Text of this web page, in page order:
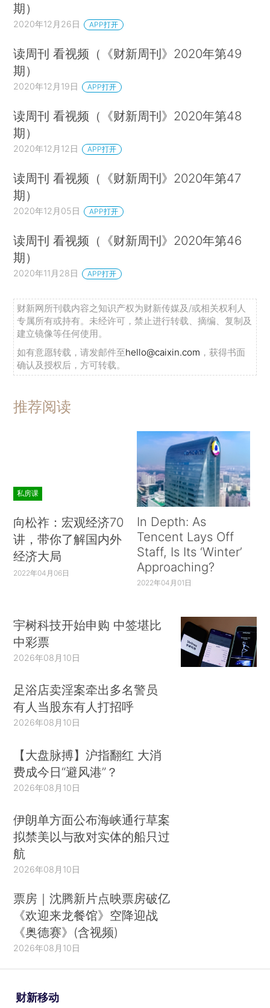
期）
2020年12月26日 APP打开
读周刊 看视频（《财新周刊》2020年第49
期）
2020年12月19日 APP打开
读周刊 看视频（《财新周刊》2020年第48
期）
2020年12月12日 APP打开
读周刊 看视频（《财新周刊》2020年第47
期）
2020年12月05日 APP打开
读周刊 看视频（《财新周刊》2020年第46
期）
2020年11月28日 APP打开
财新网所刊载内容之知识产权为财新传媒及/或相关权利人
专属所有或持有。未经许可，禁止进行转载、摘编、复制及
建立镜像等任何使用。
如有意愿转载，请发邮件至hello@caixin.com ，获得书面
确认及授权后，方可转载。
推荐阅读
私房课
向松祚：宏观经济70
讲，带你了解国内外
经济大局
2022年04月06日
In Depth: As
Tencent Lays Off
Staff, Is Its ‘Winter’
Approaching?
2022年04月01日
宇树科技开始申购 中签堪比
中彩票
2026年08月10日
足浴店卖淫案牵出多名警员
有人当股东有人打招呼
2026年08月10日
【大盘脉搏】沪指翻红 大消
费成今日“避风港”？
2026年08月10日
伊朗单方面公布海峡通行草案
拟禁美以与敌对实体的船只过
航
2026年08月10日
票房｜沈腾新片点映票房破亿
《欢迎来龙餐馆》空降迎战
《奥德赛》(含视频)
2026年08月10日
财新移动